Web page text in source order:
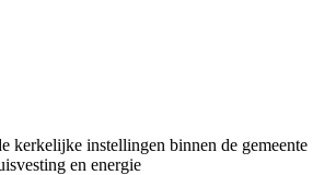
kerkelijke instellingen binnen de gemeente
en energie